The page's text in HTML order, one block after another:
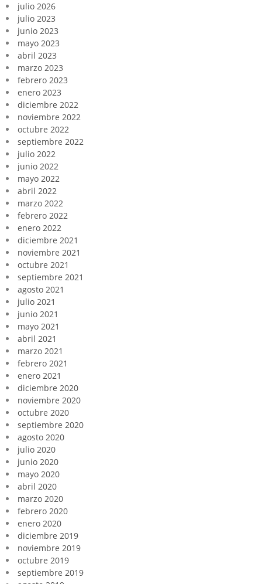
julio 2026
julio 2023
junio 2023
mayo 2023
abril 2023
marzo 2023
febrero 2023
enero 2023
diciembre 2022
noviembre 2022
octubre 2022
septiembre 2022
julio 2022
junio 2022
mayo 2022
abril 2022
marzo 2022
febrero 2022
enero 2022
diciembre 2021
noviembre 2021
octubre 2021
septiembre 2021
agosto 2021
julio 2021
junio 2021
mayo 2021
abril 2021
marzo 2021
febrero 2021
enero 2021
diciembre 2020
noviembre 2020
octubre 2020
septiembre 2020
agosto 2020
julio 2020
junio 2020
mayo 2020
abril 2020
marzo 2020
febrero 2020
enero 2020
diciembre 2019
noviembre 2019
octubre 2019
septiembre 2019